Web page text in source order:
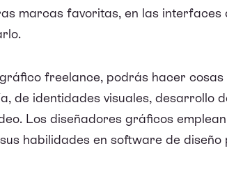
marcas favoritas, en las interfaces
freelance, podrás hacer
de identidades visuales, desarrollo
Los diseñadores gráficos
habilidades en software de